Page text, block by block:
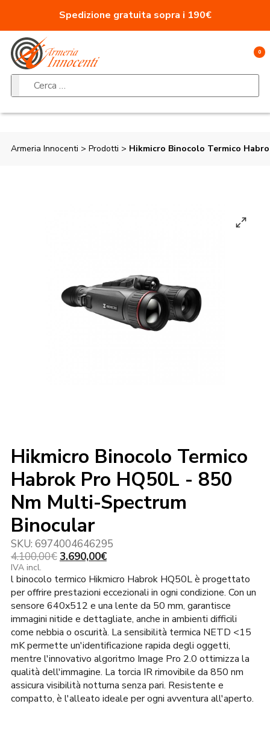
Spedizione gratuita sopra i 190€
0
Ricerca per:
Armeria Innocenti > Prodotti > Hikmicro Binocolo Termico
Hikmicro Binocolo Termico
Habrok Pro HQ50L - 850
Nm Multi-Spectrum
Binocular
SKU: 6974004646295
4.100,00€Il
originale
era:
4.100,00€.
3.690,00€Il
attuale
è:
3.690,00€.
IVA incl.
l binocolo termico Hikmicro Habrok HQ50L è progettato
per offrire prestazioni eccezionali in ogni condizione. Con un
sensore 640x512 e una lente da 50 mm, garantisce
immagini nitide e dettagliate, anche in ambienti difficili
come nebbia o oscurità. La sensibilità termica NETD <15
mK permette un'identificazione rapida degli oggetti,
mentre l'innovativo algoritmo Image Pro 2.0 ottimizza la
qualità dell'immagine. La torcia IR rimovibile da 850 nm
assicura visibilità notturna senza pari. Resistente e
compatto, è l'alleato ideale per ogni avventura all'aperto.